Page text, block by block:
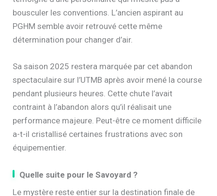
bousculer les conventions. L’ancien aspirant au
PGHM semble avoir retrouvé cette même
détermination pour changer d’air.
Sa saison 2025 restera marquée par cet abandon
spectaculaire sur l’UTMB après avoir mené la course
pendant plusieurs heures. Cette chute l’avait
contraint à l’abandon alors qu’il réalisait une
performance majeure. Peut-être ce moment difficile
a-t-il cristallisé certaines frustrations avec son
équipementier.
Quelle suite pour le Savoyard ?
Le mystère reste entier sur la destination finale de